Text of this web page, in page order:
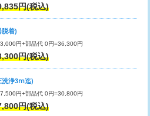
円(税込)
脱着)
円+部品代 0円=36,300円
円(税込)
洗浄3ⅿ迄)
円+部品代 0円=30,800円
円(税込)